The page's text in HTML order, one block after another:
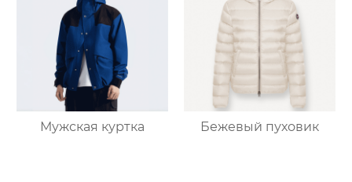
Мужская куртка Бежевый пуховик